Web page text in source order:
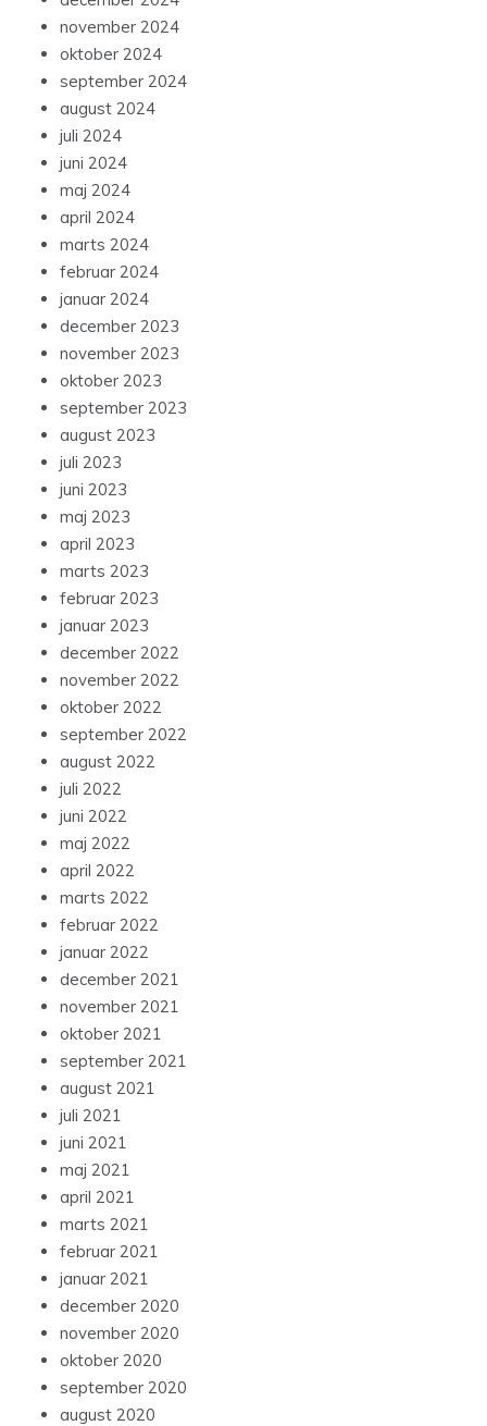
november 2024
oktober 2024
september 2024
august 2024
juli 2024
juni 2024
maj 2024
april 2024
marts 2024
februar 2024
januar 2024
december 2023
november 2023
oktober 2023
september 2023
august 2023
juli 2023
juni 2023
maj 2023
april 2023
marts 2023
februar 2023
januar 2023
december 2022
november 2022
oktober 2022
september 2022
august 2022
juli 2022
juni 2022
maj 2022
april 2022
marts 2022
februar 2022
januar 2022
december 2021
november 2021
oktober 2021
september 2021
august 2021
juli 2021
juni 2021
maj 2021
april 2021
marts 2021
februar 2021
januar 2021
december 2020
november 2020
oktober 2020
september 2020
august 2020